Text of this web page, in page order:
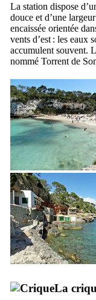
La station dispose
douce et d’une
encaissée orientée
vents d’est : les eaux
accumulent souvent.
nommé Torrent de
La